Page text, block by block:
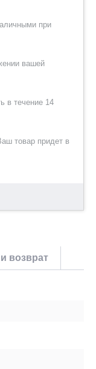
при
вашей
в течение 14
товар придет в
возврат